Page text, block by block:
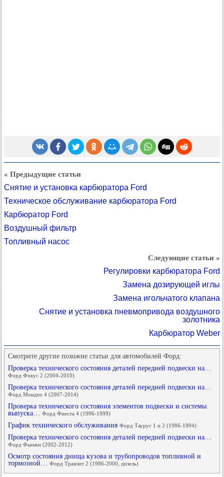
« Предыдущие статьи
Снятие и установка карбюратора Ford
Техническое обслуживание карбюратора Ford
Карбюратор Ford
Воздушный фильтр
Топливный насос
Следующие статьи »
Регулировки карбюратора Ford
Замена дозирующей иглы
Замена игольчатого клапана
Снятие и установка пневмопривода воздушного
золотника
Карбюратор Weber
Смотрите другие похожие статьи для автомобилей Форд:
Проверка технического состояния деталей передней подвески на…
Форд Фокус 2 (2004-2010)
Проверка технического состояния деталей передней подвески на…
Форд Мондео 4 (2007-2014)
Проверка технического состояния элементов подвески и системы
выпуска… Форд Фиеста 4 (1996-1999)
График технического обслуживания Форд Таурус 1 и 2 (1986-1994)
Проверка технического состояния деталей передней подвески на…
Форд Фьюжн (2002-2012)
Осмотр состояния днища кузова и трубопроводов топливной и
тормозной… Форд Транзит 2 (1986-2000, дизель)